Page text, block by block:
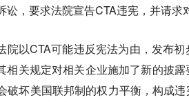
讼，要求法院宣告CTA违宪，并请求
院以CTA可能违反宪法为由，发布
相关规定对相关企业施加了新的披
破坏美国联邦制的权力平衡，构成